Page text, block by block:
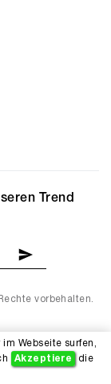
vorbehalten.
Trend
Webseite surfen,
Akzeptiere
die